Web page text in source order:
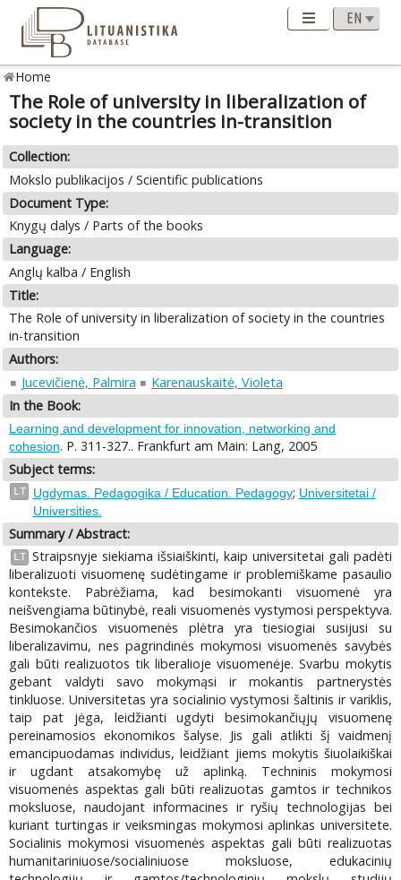
Home
The Role of university in liberalization of
society in the countries in-transition
Collection:
Mokslo publikacijos / Scientific publications
Document Type:
Knygų dalys / Parts of the books
Language:
Anglų kalba / English
Title:
The Role of university in liberalization of society in the countries
in-transition
Authors:
Jucevičienė, Palmira
Karenauskaitė, Violeta
In the Book:
Learning and development for innovation, networking and
cohesion. P. 311-327.. Frankfurt am Main: Lang, 2005
Subject terms:
LT Ugdymas. Pedagogika / Education. Pedagogy; Universitetai /
Universities.
Summary / Abstract:
LT Straipsnyje siekiama išsiaiškinti, kaip universitetai gali padėti
liberalizuoti visuomenę sudėtingame ir problemiškame pasaulio
kontekste. Pabrėžiama, kad besimokanti visuomenė yra
neišvengiama būtinybė, reali visuomenės vystymosi perspektyva.
Besimokančios visuomenės plėtra yra tiesiogiai susijusi su
liberalizavimu, nes pagrindinės mokymosi visuomenės savybės
gali būti realizuotos tik liberalioje visuomenėje. Svarbu mokytis
gebant valdyti savo mokymąsi ir mokantis partnerystės
tinkluose. Universitetas yra socialinio vystymosi šaltinis ir variklis,
taip pat jėga, leidžianti ugdyti besimokančiųjų visuomenę
pereinamosios ekonomikos šalyse. Jis gali atlikti šį vaidmenį
emancipuodamas individus, leidžiant jiems mokytis šiuolaikiškai
ir ugdant atsakomybę už aplinką. Techninis mokymosi
visuomenės aspektas gali būti realizuotas gamtos ir technikos
moksluose, naudojant informacines ir ryšių technologijas bei
kuriant turtingas ir veiksmingas mokymosi aplinkas universitete.
Socialinis mokymosi visuomenės aspektas gali būti realizuotas
humanitariniuose/socialiniuose moksluose, edukacinių